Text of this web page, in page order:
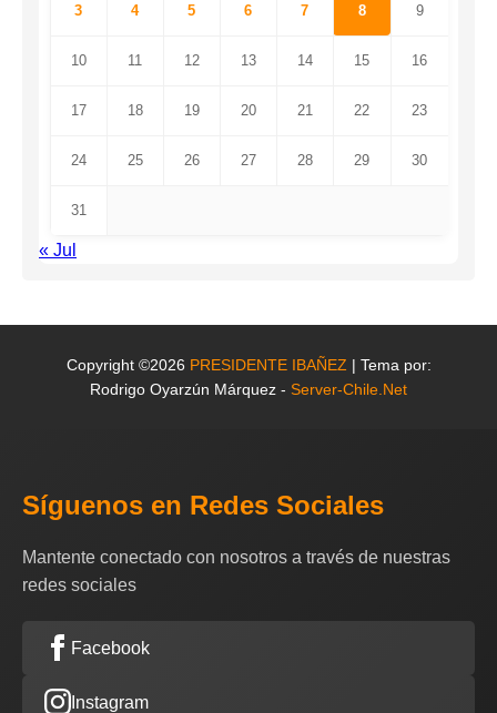
3 4 5 6 7 8 9
10 11 12 13 14 15 16
17 18 19 20 21 22 23
24 25 26 27 28 29 30
31
« Jul
Copyright ©2026 PRESIDENTE IBAÑEZ | Tema por:
Rodrigo Oyarzún Márquez - Server-Chile.Net
Síguenos en Redes Sociales
Mantente conectado con nosotros a través de nuestras
redes sociales
Facebook
Instagram